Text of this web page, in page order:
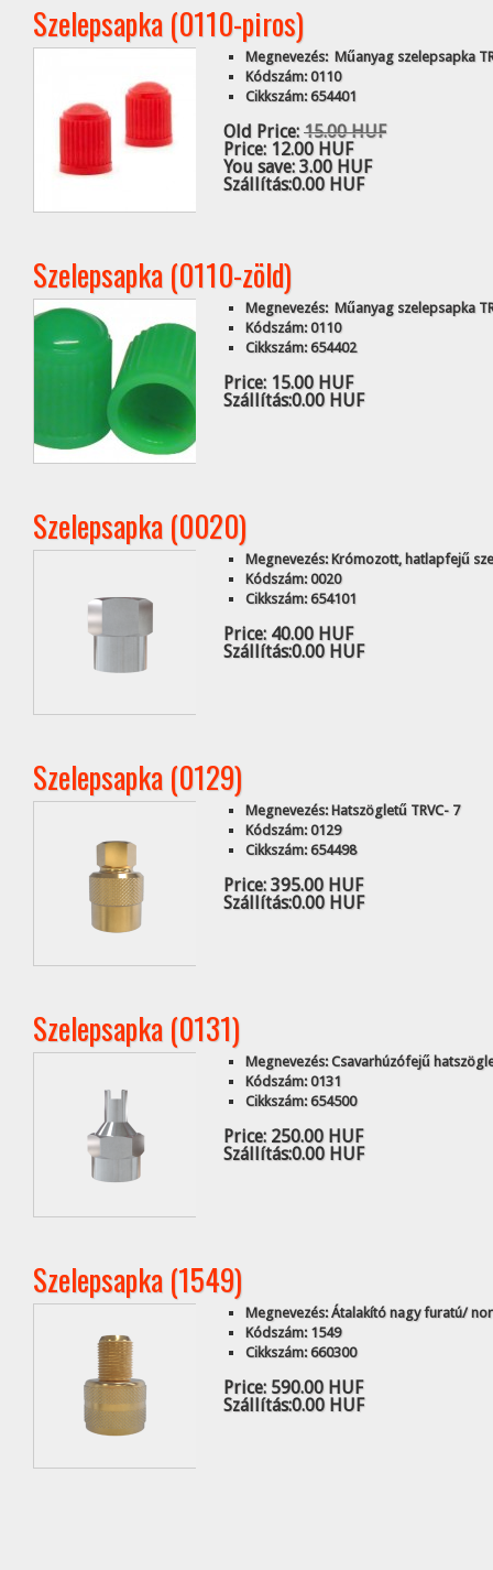
Szelepsapka (0110-piros)
Megnevezés: Műanyag szelepsapka
Kódszám: 0110
Cikkszám: 654401
Old Price: 15.00 HUF
Price: 12.00 HUF
You save: 3.00 HUF
Szállítás:0.00 HUF
Szelepsapka (0110-zöld)
Megnevezés: Műanyag szelepsapka
Kódszám: 0110
Cikkszám: 654402
Price: 15.00 HUF
Szállítás:0.00 HUF
Szelepsapka (0020)
Megnevezés: Krómozott, hatlapfejű
Kódszám: 0020
Cikkszám: 654101
Price: 40.00 HUF
Szállítás:0.00 HUF
Szelepsapka (0129)
Megnevezés: Hatszögletű TRVC- 7
Kódszám: 0129
Cikkszám: 654498
Price: 395.00 HUF
Szállítás:0.00 HUF
Szelepsapka (0131)
Megnevezés: Csavarhúzófejű
Kódszám: 0131
Cikkszám: 654500
Price: 250.00 HUF
Szállítás:0.00 HUF
Szelepsapka (1549)
Megnevezés: Átalakító nagy furatú/
Kódszám: 1549
Cikkszám: 660300
Price: 590.00 HUF
Szállítás:0.00 HUF